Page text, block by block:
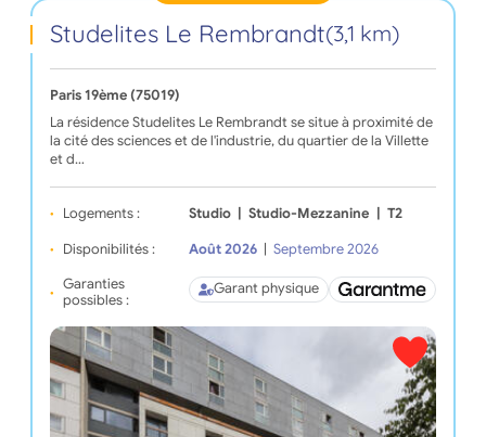
Studelites Le Rembrandt(3,1 km)
Paris 19ème (75019)
La résidence Studelites Le Rembrandt se situe à proximité de
la cité des sciences et de l'industrie, du quartier de la Villette
et d…
Logements : Studio Studio-Mezzanine T2
Disponibilités : Août 2026
Septembre 2026
Garanties
possibles :
Garant physique